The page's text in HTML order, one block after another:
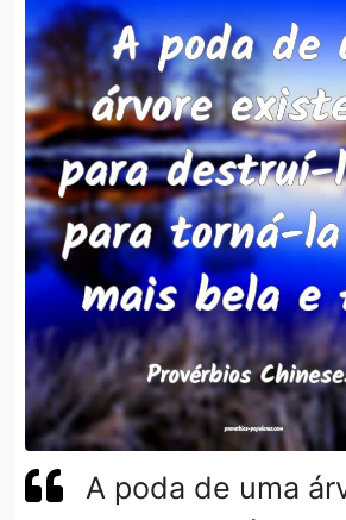
A poda de uma